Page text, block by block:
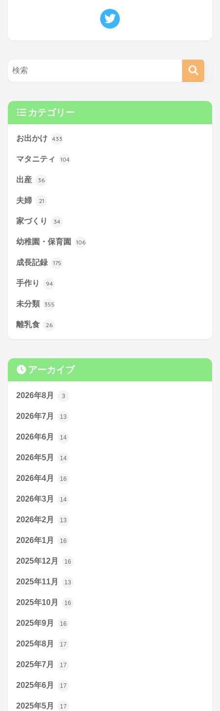
カテゴリー
お出かけ 433
マタニティ 104
出産 36
夫婦 21
家づくり 34
幼稚園・保育園 106
成長記録 175
手作り 94
未分類 355
離乳食 26
アーカイブ
2026年8月 3
2026年7月 13
2026年6月 14
2026年5月 14
2026年4月 16
2026年3月 14
2026年2月 13
2026年1月 16
2025年12月 16
2025年11月 13
2025年10月 16
2025年9月 16
2025年8月 17
2025年7月 17
2025年6月 17
2025年5月 17